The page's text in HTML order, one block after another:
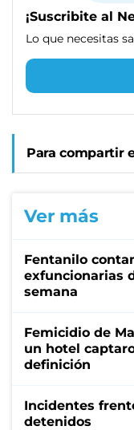
¡Suscribite al
Lo que necesitas
Para compartir
Ver más
Fentanilo
exfuncionarias
semana
Femicidio de
un hotel
definición
Incidentes
detenidos